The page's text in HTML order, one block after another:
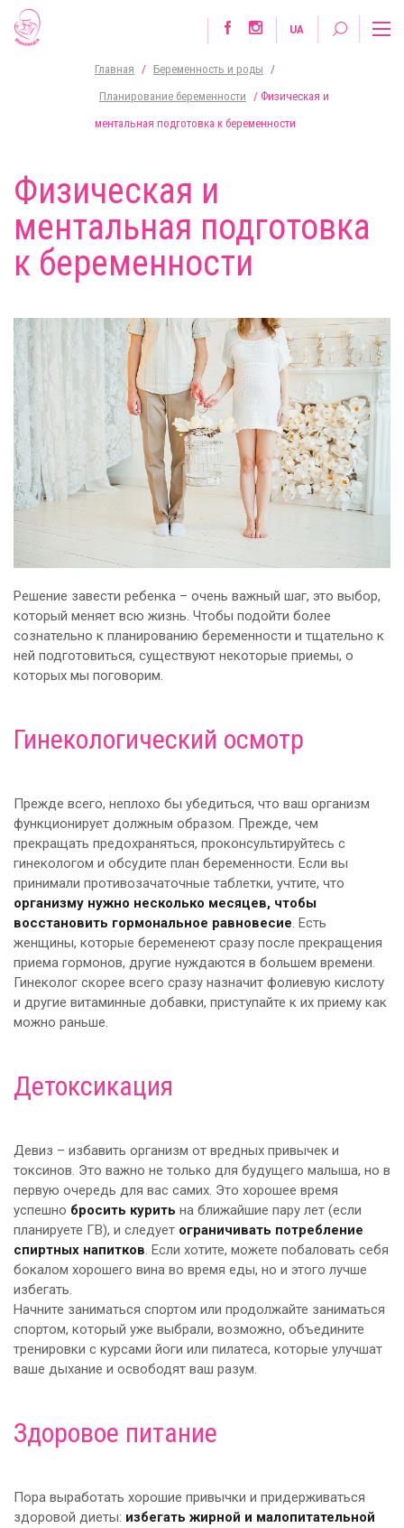
UA
Главная / Беременность и роды
/
Планирование беременности
/ Физическая и
ментальная подготовка к беременности
Физическая и
ментальная подготовка
к беременности
Решение завести ребенка – очень важный шаг, это выбор,
который меняет всю жизнь. Чтобы подойти более
сознательно к планированию беременности и тщательно к
ней подготовиться, существуют некоторые приемы, о
которых мы поговорим.
Гинекологический осмотр
Прежде всего, неплохо бы убедиться, что ваш организм
функционирует должным образом. Прежде, чем
прекращать предохраняться, проконсультируйтесь с
гинекологом и обсудите план беременности. Если вы
принимали противозачаточные таблетки, учтите, что
организму нужно несколько месяцев, чтобы
восстановить гормональное равновесие. Есть
женщины, которые беременеют сразу после прекращения
приема гормонов, другие нуждаются в большем времени.
Гинеколог скорее всего сразу назначит фолиевую кислоту
и другие витаминные добавки, приступайте к их приему как
можно раньше.
Детоксикация
Девиз – избавить организм от вредных привычек и
токсинов. Это важно не только для будущего малыша, но в
первую очередь для вас самих. Это хорошее время
успешно бросить курить на ближайшие пару лет (если
планируете ГВ), и следует ограничивать потребление
спиртных напитков. Если хотите, можете побаловать себя
бокалом хорошего вина во время еды, но и этого лучше
избегать.
Начните заниматься спортом или продолжайте заниматься
спортом, который уже выбрали, возможно, объедините
тренировки с курсами йоги или пилатеса, которые улучшат
ваше дыхание и освободят ваш разум.
Здоровое питание
Пора выработать хорошие привычки и придерживаться
здоровой диеты: избегать жирной и малопитательной